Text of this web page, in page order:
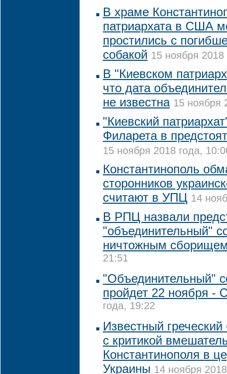
В храме
патриархата в США
простились с
собакой 15 ноября 2018
В "Киевском
что дата
не известна 15 ноября
"Киевский
Филарета в
15 ноября 2018 года,
Константинополь
сторонников
считают в УПЦ 14
В РПЦ назвали
"объединительный"
ничтожным
21:51
"Объединительный"
пройдет 22 ноября -
года, 19:22
Известный
с критикой
Константинополя в
Украины 14 ноября